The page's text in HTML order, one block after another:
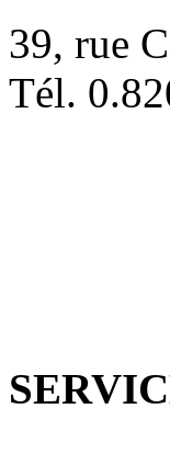
39, rue
Tél.